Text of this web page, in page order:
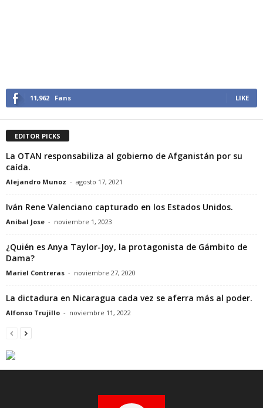
11,962 Fans LIKE
EDITOR PICKS
La OTAN responsabiliza al gobierno de Afganistán por su
caída.
Alejandro Munoz - agosto 17, 2021
Iván Rene Valenciano capturado en los Estados Unidos.
Anibal Jose - noviembre 1, 2023
¿Quién es Anya Taylor-Joy, la protagonista de Gámbito de
Dama?
Mariel Contreras - noviembre 27, 2020
La dictadura en Nicaragua cada vez se aferra más al poder.
Alfonso Trujillo - noviembre 11, 2022